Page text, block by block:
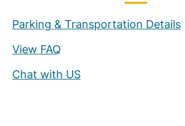
Parking & Transportation Details
View FAQ
Chat with US